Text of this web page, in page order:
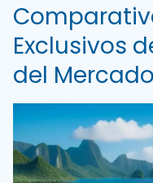
Exclusivos
del Mercado